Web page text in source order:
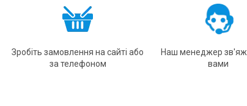
Зробіть замовлення на сайті або
за телефоном
Наш менеджер
вами